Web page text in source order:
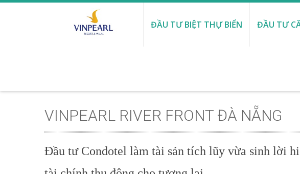
ĐẦU TƯ BIỆT THỰ BIỂN ĐẦU TƯ
VINPEARL RIVER FRONT ĐÀ NẴNG
Đầu tư Condotel làm tài sản tích lũy vừa sinh lời